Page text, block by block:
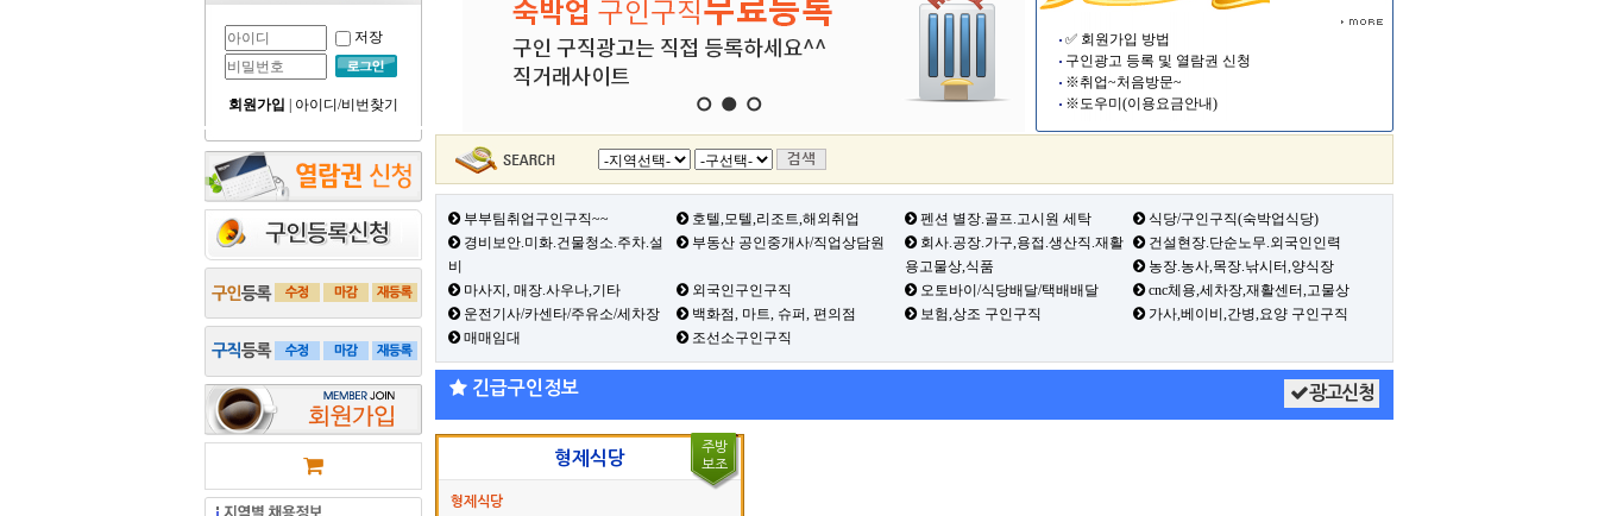
저장
회원가입 아이디/비번찾기
✅ 회원가입 방법
구인광고 등록 및 열람권 신청
※취업~처음방문~
※도우미(이용요금안내)
부부팀취업구인구직~~ 호텔,모텔,리조트,해외취업 펜션 별장.골프.고시원 세탁
식당/구인구직(숙박업식당)
경비보안.미화.건물청소.주차.설
비
부동산 공인중개사/직업상담원
회사.공장.가구,용접.생산직.재활
용고물상,식품
건설현장.단순노무.외국인인력
농장.농사,목장.낚시터,양식장
마사지, 매장.사우나,기타
외국인구인구직 오토바이/식당배달/택배배달
cnc체용,세차장,재활센터,고물상
운전기사/카센타/주유소/세차장
백화점, 마트, 슈퍼, 편의점 보험,상조 구인구직
가사,베이비,간병,요양 구인구직
매매임대
조선소구인구직
긴급구인정보 광고신청
형제식당
형제식당
주방
보조